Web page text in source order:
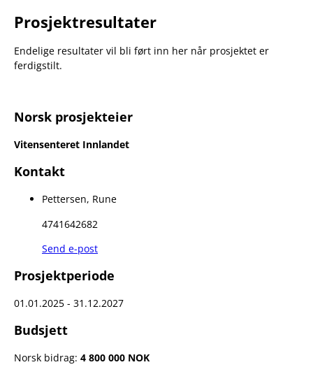
Prosjektresultater
Endelige resultater vil bli ført inn her når prosjektet er
ferdigstilt.
Norsk prosjekteier
Vitensenteret Innlandet
Kontakt
Pettersen, Rune
4741642682
Send e-post
Prosjektperiode
01.01.2025 - 31.12.2027
Budsjett
Norsk bidrag: 4 800 000 NOK